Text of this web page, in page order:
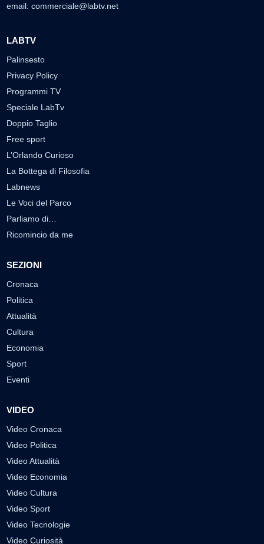
email: commerciale@labtv.net
LABTV
Palinsesto
Privacy Policy
Programmi TV
Speciale LabTv
Doppio Taglio
Free sport
L’Orlando Curioso
La Bottega di Filosofia
Labnews
Le Voci del Parco
Parliamo di…
Ricomincio da me
SEZIONI
Cronaca
Politica
Attualità
Cultura
Economia
Sport
Eventi
VIDEO
Video Cronaca
Video Politica
Video Attualità
Video Economia
Video Cultura
Video Sport
Video Tecnologie
Video Curiosità